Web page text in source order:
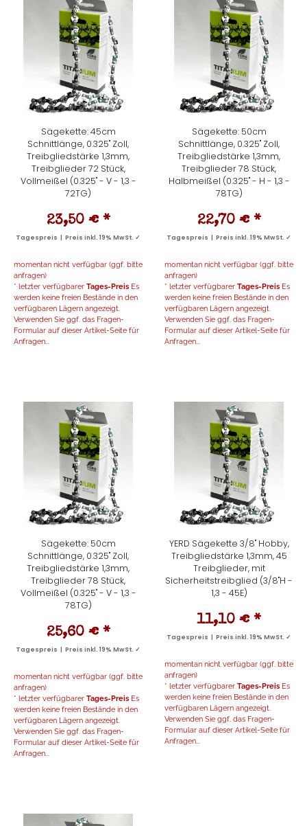
Sägekette: 45cm
Schnittlänge, 0.325" Zoll,
Treibgliedstärke 1,3mm,
Treibglieder 72 Stück,
Vollmeißel (0.325" - V - 1,3 -
72TG)
23,50 € *
Tagespreis | Preis inkl. 19% MwSt. ✓
momentan nicht verfügbar (ggf. bitte
anfragen)
* letzter verfügbarer Tages-Preis Es
werden keine freien Bestände in den
verfügbaren Lägern angezeigt.
Verwenden Sie ggf. das Fragen-
Formular auf dieser Artikel-Seite für
Anfragen...
Sägekette: 50cm
Schnittlänge, 0.325" Zoll,
Treibgliedstärke 1,3mm,
Treibglieder 78 Stück,
Halbmeißel (0.325" - H - 1,3 -
78TG)
22,70 € *
Tagespreis | Preis inkl. 19% MwSt. ✓
momentan nicht verfügbar (ggf. bitte
anfragen)
* letzter verfügbarer Tages-Preis Es
werden keine freien Bestände in den
verfügbaren Lägern angezeigt.
Verwenden Sie ggf. das Fragen-
Formular auf dieser Artikel-Seite für
Anfragen...
Sägekette: 50cm
Schnittlänge, 0.325" Zoll,
Treibgliedstärke 1,3mm,
Treibglieder 78 Stück,
Vollmeißel (0.325" - V - 1,3 -
78TG)
25,60 € *
Tagespreis | Preis inkl. 19% MwSt. ✓
momentan nicht verfügbar (ggf. bitte
anfragen)
* letzter verfügbarer Tages-Preis Es
werden keine freien Bestände in den
verfügbaren Lägern angezeigt.
Verwenden Sie ggf. das Fragen-
Formular auf dieser Artikel-Seite für
Anfragen...
YERD Sägekette 3/8" Hobby,
Treibgliedstärke 1,3mm, 45
Treibglieder, mit
Sicherheitstreibglied (3/8"H -
1,3 - 45E)
11,10 € *
Tagespreis | Preis inkl. 19% MwSt. ✓
momentan nicht verfügbar (ggf. bitte
anfragen)
* letzter verfügbarer Tages-Preis Es
werden keine freien Bestände in den
verfügbaren Lägern angezeigt.
Verwenden Sie ggf. das Fragen-
Formular auf dieser Artikel-Seite für
Anfragen...